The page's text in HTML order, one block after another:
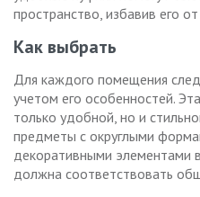
пространство, избавив его
Как выбрать
Для каждого помещения
учетом его особенностей.
только удобной, но и
предметы с округлыми
декоративными элементами
должна соответствовать